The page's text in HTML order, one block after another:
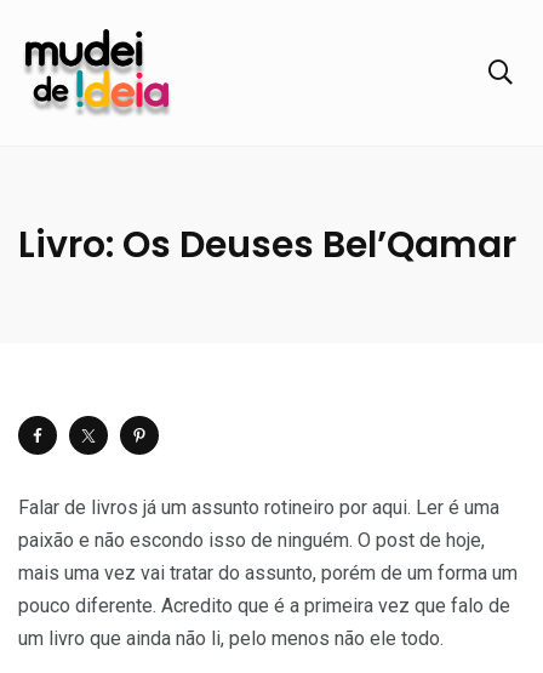
Livro: Os Deuses Bel’Qamar
Falar de livros já um assunto rotineiro por aqui. Ler é uma
paixão e não escondo isso de ninguém. O post de hoje,
mais uma vez vai tratar do assunto, porém de um forma um
pouco diferente. Acredito que é a primeira vez que falo de
um livro que ainda não li, pelo menos não ele todo.